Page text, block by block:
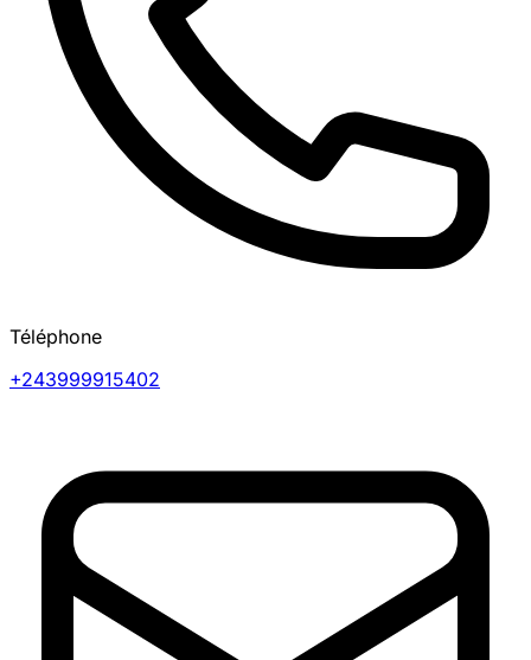
Téléphone
+243999915402